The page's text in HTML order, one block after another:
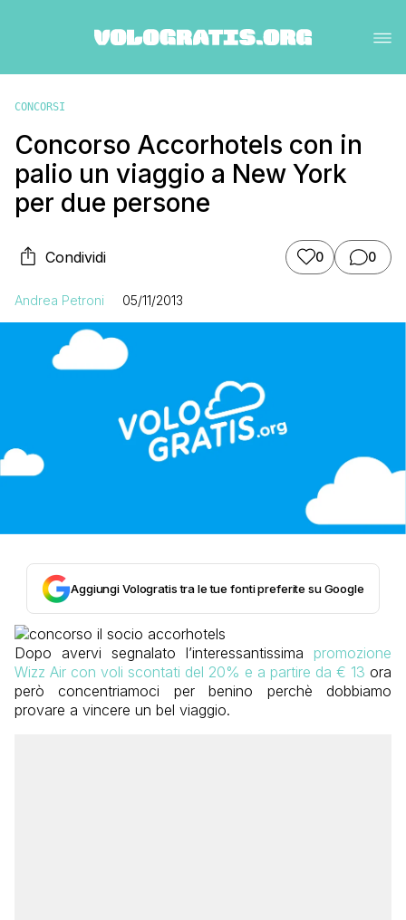
CONCORSI
Concorso Accorhotels con in
palio un viaggio a New York
per due persone
Condividi 0 0
Andrea Petroni 05/11/2013
Aggiungi Vologratis tra le tue fonti preferite su Google
Dopo avervi segnalato l’interessantissima promozione
Wizz Air con voli scontati del 20% e a partire da € 13 ora
però concentriamoci per benino perchè dobbiamo
provare a vincere un bel viaggio.